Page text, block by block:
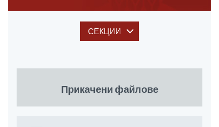
СЕКЦИИ
Прикачени файлове